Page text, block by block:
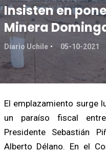
Insisten en
Minera
Diario Uchile 05-10-2021
El emplazamiento surge
un paraíso fiscal
Presidente Sebastián
Alberto Délano. En el